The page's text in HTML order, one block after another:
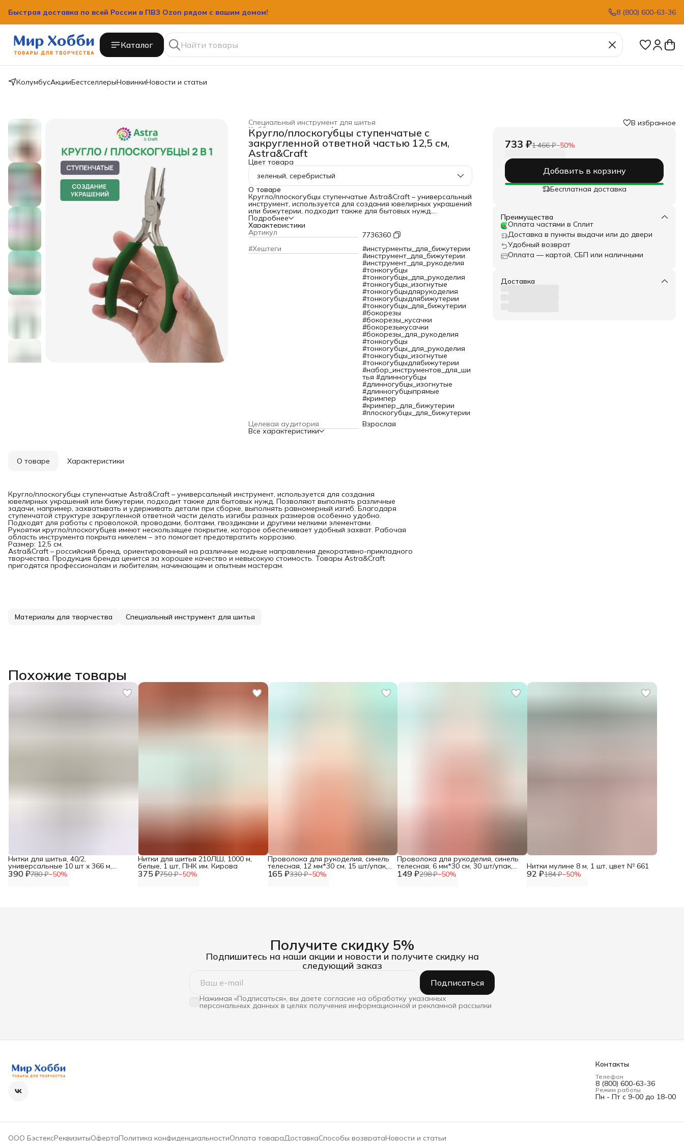
Быстрая доставка по всей России в ПВЗ Ozon рядом с вашим домом!
8 (800) 600-63-36
Каталог
КолумбусАкцииБестселлерыНовинкиНовости и статьи
Специальный инструмент для шитья
Аксессуары для творчества
Хобби и творчество ›
Главная ›
Кругло/плоскогубцы ступенчатые с
закругленной ответной частью 12,5 см,
Astra&Craft
Цвет товара
зеленый, серебристый
О товаре
Кругло/плоскогубцы ступенчатые Astra&Craft – универсальный
инструмент, используется для создания ювелирных украшений
или бижутерии, подходит также для бытовых нужд.
Позволяют выполнять различные задачи, например,
захватывать и удерживать детали при сборке, выполнять
равномерный изгиб. Благодаря ступенчатой структуре
закругленной ответной части делать изгибы разных размеров
особенно удобно. Подходят для работы с проволокой,
проводами, болтами, гвоздиками и другими мелкими
Рукоятки кругло/плоскогубцев имеют нескользящее покрытие,
которое обеспечивает удобный захват. Рабочая область
инструмента покрыта никелем – это помогает предотвратить
Astra&Craft – российский бренд, ориентированный на
различные модные направления декоративно-прикладного
творчества. Продукция бренда ценится за хорошее качество
и невысокую стоимость. Товары Astra&Craft пригодятся
профессионалам и любителям, начинающим и опытным
Подробнее
Характеристики
Артикул
7736360
#Хештеги
#инстурменты_для_бижутерии
#инструмент_для_бижутерии
#инструмент_для_рукоделия
#тонкогубцы
#тонкогубцы_для_рукоделия
#тонкогубцы_изогнутые
#тонкогубцыдлярукоделия
#тонкогубцыдлябижутерии
#тонкогубцы_для_бижутерии
#бокорезы
#бокорезы_кусачки
#бокорезыкусачки
#бокорезы_для_рукоделия
#тонкогубцы
#тонкогубцы_для_рукоделия
#тонкогубцы_изогнутые
#тонкогубцыдлябижутерии
#набор_инструментов_для_ши
тья #длинногубцы
#длинногубцы_изогнутые
#длинногубцыпрямые
#кримпер
#кримпер_для_бижутерии
#плоскогубцы_для_бижутерии
Целевая аудитория
Взрослая
Все характеристики
В избранное
733 ₽1 466 ₽−50%
Добавить в корзину
Бесплатная доставка
Преимущества
Оплата частями в Сплит
Доставка в пункты выдачи или до двери
Удобный возврат
Оплата — картой, СБП или наличными
Доставка
О товаре Характеристики
Кругло/плоскогубцы ступенчатые Astra&Craft – универсальный инструмент, используется для создания
ювелирных украшений или бижутерии, подходит также для бытовых нужд. Позволяют выполнять различные
задачи, например, захватывать и удерживать детали при сборке, выполнять равномерный изгиб. Благодаря
ступенчатой структуре закругленной ответной части делать изгибы разных размеров особенно удобно.
Подходят для работы с проволокой, проводами, болтами, гвоздиками и другими мелкими элементами.
Рукоятки кругло/плоскогубцев имеют нескользящее покрытие, которое обеспечивает удобный захват. Рабочая
область инструмента покрыта никелем – это помогает предотвратить коррозию.
Размер: 12,5 см.
Astra&Craft – российский бренд, ориентированный на различные модные направления декоративно-прикладного
творчества. Продукция бренда ценится за хорошее качество и невысокую стоимость. Товары Astra&Craft
пригодятся профессионалам и любителям, начинающим и опытным мастерам.
Материалы для творчества Специальный инструмент для шитья
Похожие товары
390 ₽780 ₽−50%
Нитки для шитья, 40/2,
универсальные 10 шт x 366 м,
Bestex , цвет 263 пепельно- 375 ₽750 ₽−50%
Нитки для шитья 210ЛШ, 1000 м,
белые, 1 шт, ПНК им. Кирова
165 ₽330 ₽−50%
Проволока для рукоделия, синель
телесная, 12 мм*30 см, 15 шт/упак,
Astra&Craft 149 ₽298 ₽−50%
Проволока для рукоделия, синель
телесная, 6 мм*30 см, 30 шт/упак,
Astra&Craft 92 ₽184 ₽−50%
Нитки мулине 8 м, 1 шт, цвет № 661
Получите скидку 5%
Подпишитесь на наши акции и новости и получите скидку на
следующий заказ
Подписаться
Нажимая «Подписаться», вы даете согласие на обработку указанных
персональных данных в целях получения информационной и рекламной рассылки
Контакты
Телефон
8 (800) 600-63-36
Режим работы
Пн - Пт с 9-00 до 18-00
ООО БэстексРеквизитыОфертаПолитика конфиденциальностиОплата товараДоставкаСпособы возвратаНовости и статьи